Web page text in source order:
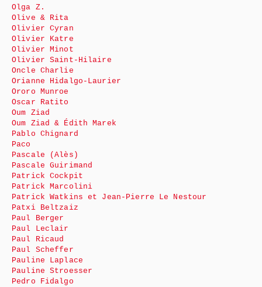
Olga Z.
Olive & Rita
Olivier Cyran
Olivier Katre
Olivier Minot
Olivier Saint-Hilaire
Oncle Charlie
Orianne Hidalgo-Laurier
Ororo Munroe
Oscar Ratito
Oum Ziad
Oum Ziad & Édith Marek
Pablo Chignard
Paco
Pascale (Alès)
Pascale Guirimand
Patrick Cockpit
Patrick Marcolini
Patrick Watkins et Jean-Pierre Le Nestour
Patxi Beltzaiz
Paul Berger
Paul Leclair
Paul Ricaud
Paul Scheffer
Pauline Laplace
Pauline Stroesser
Pedro Fidalgo